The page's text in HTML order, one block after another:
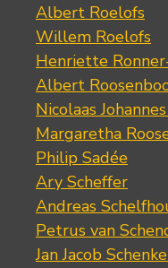
Albert Roelofs
Willem Roelofs
Henriette
Albert
Nicolaas
Margaretha
Philip Sadée
Ary Scheffer
Andreas
Petrus van
Jan Jacob